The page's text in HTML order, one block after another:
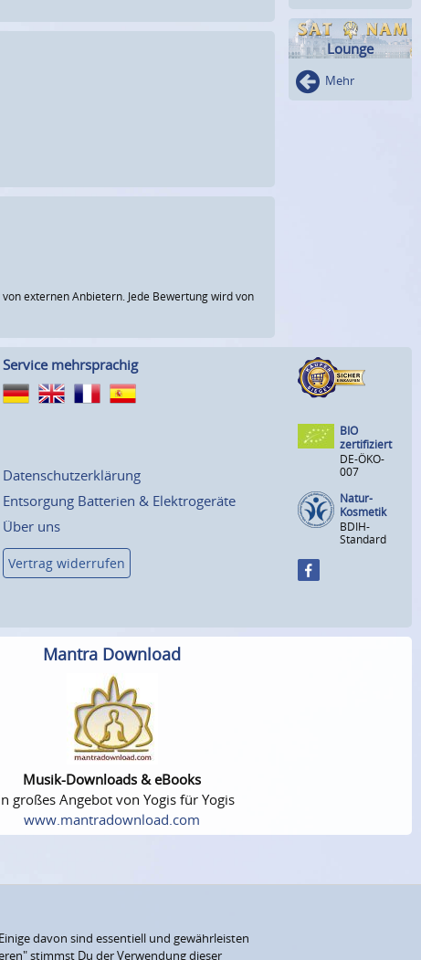
externen Anbietern. Jede Bewertung wird von
Lounge
Mehr
Service mehrsprachig
Datenschutzerklärung
Entsorgung Batterien & Elektrogeräte
Über uns
Vertrag widerrufen
BIO
zertifiziert
DE-ÖKO-
007
Natur-
Kosmetik
BDIH-
Standard
Mantra Download
Musik-Downloads & eBooks
großes Angebot von Yogis für Yogis
www.mantradownload.com
davon sind essentiell und gewährleisten
stimmst Du der Verwendung dieser